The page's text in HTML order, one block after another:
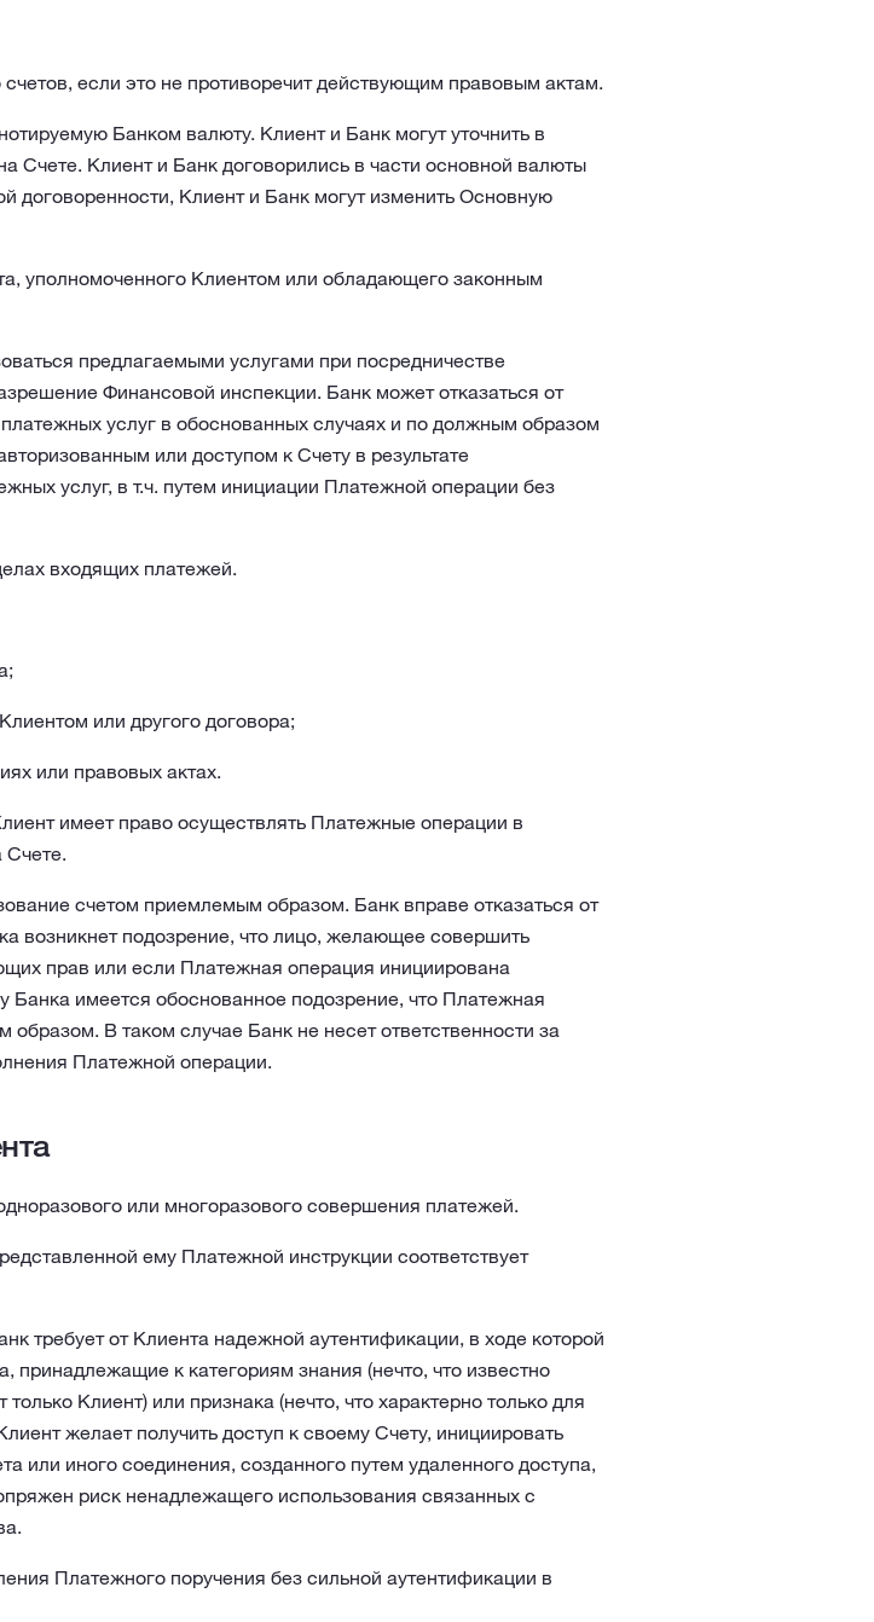
если это не противоречит действующим правовым актам.
Банком валюту. Клиент и Банк могут уточнить в
Счете. Клиент и Банк договорились в части основной валюты
договоренности, Клиент и Банк могут изменить Основную
уполномоченного Клиентом или обладающего законным
предлагаемыми услугами при посредничестве
Финансовой инспекции. Банк может отказаться от
услуг в обоснованных случаях и по должным образом
или доступом к Счету в результате
услуг, в т.ч. путем инициации Платежной операции без
входящих платежей.
или другого договора;
или правовых актах.
имеет право осуществлять Платежные операции в
Счете.
счетом приемлемым образом. Банк вправе отказаться от
возникнет подозрение, что лицо, желающее совершить
прав или если Платежная операция инициирована
Банка имеется обоснованное подозрение, что Платежная
В таком случае Банк не несет ответственности за
Платежной операции.
или многоразового совершения платежей.
ему Платежной инструкции соответствует
требует от Клиента надежной аутентификации, в ходе которой
принадлежащие к категориям знания (нечто, что известно
Клиент) или признака (нечто, что характерно только для
желает получить доступ к своему Счету, инициировать
или иного соединения, созданного путем удаленного доступа,
риск ненадлежащего использования связанных с
Платежного поручения без сильной аутентификации в